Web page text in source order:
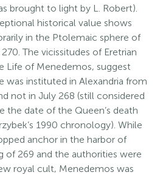
brought to light by L. Robert).
historical value shows
in the Ptolemaic sphere of
The vicissitudes of Eretrian
Life of Menedemos, suggest
was instituted in Alexandria from
not in July 268 (still considered
the date of the Queen’s death
1990 chronology). While
anchor in the harbor of
of 269 and the authorities were
royal cult, Menedemos was